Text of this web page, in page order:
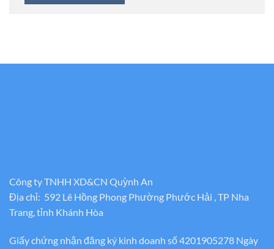
Công ty TNHH XD&CN Quỳnh An
Địa chỉ: 592 Lê Hồng Phong Phường Phước Hải , TP Nha
Trang, tỉnh Khánh Hòa
Giấy chứng nhận đăng ký kinh doanh số 4201905278 Ngày